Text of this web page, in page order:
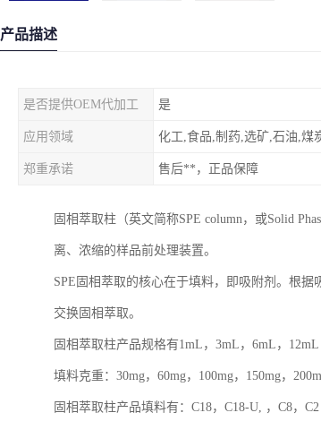
产品描述
是否提供OEM代加工 是
应用领域
郑重承诺 售后**，正品保障
固相萃取柱（英文简称SPE column，或Solid
离、浓缩的样品前处理装置。
SPE固相萃取的核心在于填料，即吸附剂。根
交换固相萃取。
固相萃取柱产品规格有1mL，3mL，6mL，12mL
填料克重：30mg，60mg，100mg，150mg，
固相萃取柱产品填料有：C18，C18-U, ，C8，